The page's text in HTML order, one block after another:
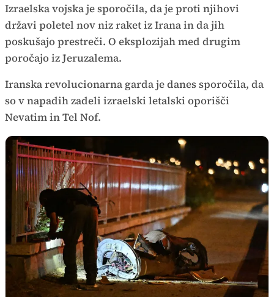
Izraelska vojska je sporočila, da je proti njihovi
državi poletel nov niz raket iz Irana in da jih
poskušajo prestreči. O eksplozijah med drugim
poročajo iz Jeruzalema.
Iranska revolucionarna garda je danes sporočila, da
so v napadih zadeli izraelski letalski oporišči
Nevatim in Tel Nof.